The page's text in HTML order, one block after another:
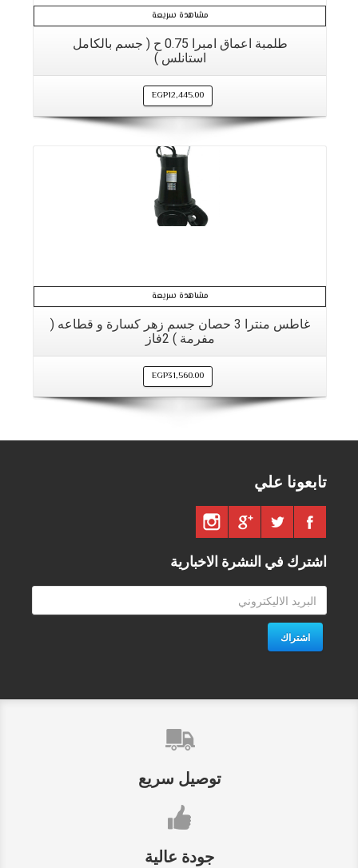
مشاهدة سريعة
طلمبة اعماق امبرا 0.75 ح ( جسم بالكامل
استانلس )
EGP12,445.00
مشاهدة سريعة
غاطس منترا 3 حصان جسم زهر كسارة و قطاعه (
مفرمة ) 2فاز
EGP31,560.00
تابعونا علي
اشترك في النشرة الاخبارية
اشتراك
توصيل سريع
جودة عالية